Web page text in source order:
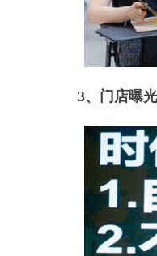
3、门店曝